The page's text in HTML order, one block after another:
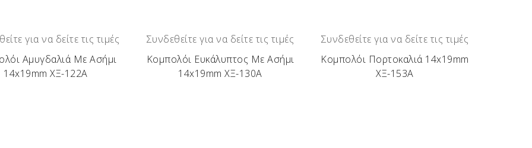
για να δείτε τις τιμές
Αμυγδαλιά Με Ασήμι
14x19mm ΧΞ-122Α
Συνδεθείτε για να δείτε τις τιμές
Κομπολόι Ευκάλυπτος Με Ασήμι
14x19mm ΧΞ-130Α
Συνδεθείτε για να δείτε τις τιμές
Κομπολόι Πορτοκαλιά 14x19mm
ΧΞ-153Α